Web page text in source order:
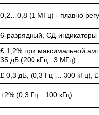
0,2…0,8 (1 МГц) - плавно
6-разрядный, СД-индикаторы
£1,2% при максимальной
35 дБ (200 кГц...3 МГц)
£0,3 дБ, (0,3 Гц … 300 кГц), £
±2% (0,3 Гц…100 кГц)